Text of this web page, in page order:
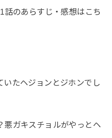
話のあらすじ・感想はこち
いたヘジョンとジホンでし
悪ガキスチョルがやっとヘ